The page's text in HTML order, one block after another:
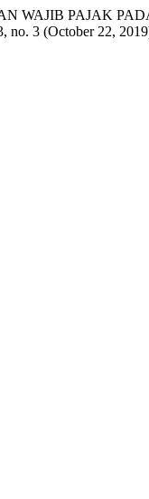
WAJIB PAJAK
no. 3 (October 22,